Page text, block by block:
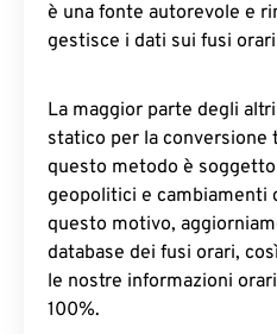
è una fonte autorevole e
gestisce i dati sui fusi
La maggior parte degli
statico per la conversione
questo metodo è
geopolitici e cambiamenti
questo motivo,
database dei fusi orari,
le nostre informazioni
100%.